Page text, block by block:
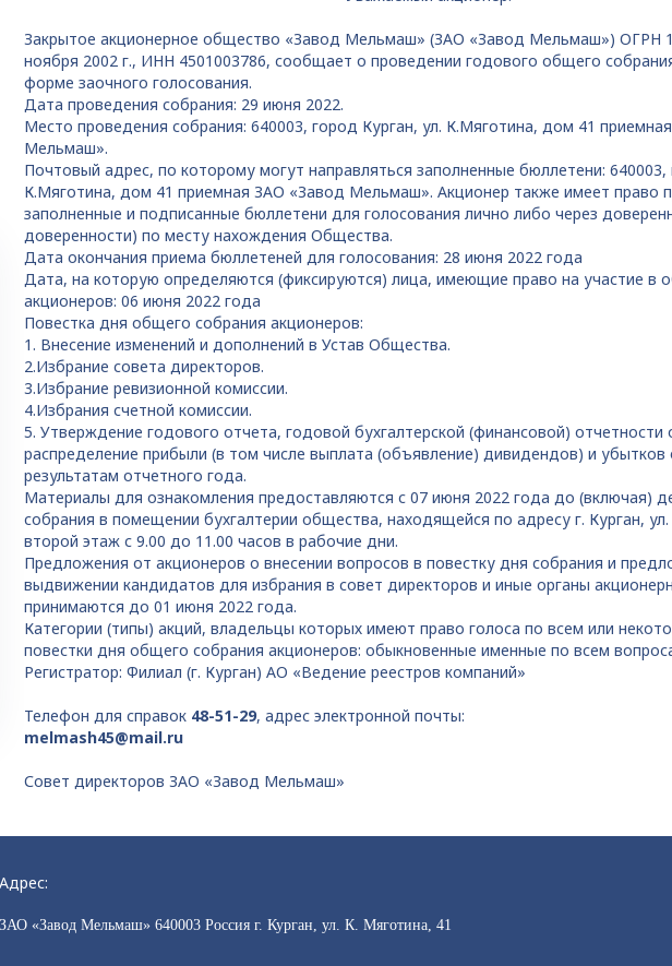
Закрытое акционерное общество «Завод Мельмаш» (ЗАО «Завод Мельмаш») ОГРН
ноября 2002 г., ИНН 4501003786, сообщает о проведении годового общего
форме заочного голосования.
Дата проведения собрания: 29 июня 2022.
Место проведения собрания: 640003, город Курган, ул. К.Мяготина, дом 41
Мельмаш».
Почтовый адрес, по которому могут направляться заполненные бюллетени: 640003,
К.Мяготина, дом 41 приемная ЗАО «Завод Мельмаш». Акционер также имеет право
заполненные и подписанные бюллетени для голосования лично либо через
доверенности) по месту нахождения Общества.
Дата окончания приема бюллетеней для голосования: 28 июня 2022 года
Дата, на которую определяются (фиксируются) лица, имеющие право на участие в
акционеров: 06 июня 2022 года
Повестка дня общего собрания акционеров:
1. Внесение изменений и дополнений в Устав Общества.
2.Избрание совета директоров.
3.Избрание ревизионной комиссии.
4.Избрания счетной комиссии.
5. Утверждение годового отчета, годовой бухгалтерской (финансовой) отчетности
распределение прибыли (в том числе выплата (объявление) дивидендов) и
результатам отчетного года.
Материалы для ознакомления предоставляются с 07 июня 2022 года до (включая)
собрания в помещении бухгалтерии общества, находящейся по адресу г. Курган,
второй этаж с 9.00 до 11.00 часов в рабочие дни.
Предложения от акционеров о внесении вопросов в повестку дня собрания и
выдвижении кандидатов для избрания в совет директоров и иные органы
принимаются до 01 июня 2022 года.
Категории (типы) акций, владельцы которых имеют право голоса по всем или
повестки дня общего собрания акционеров: обыкновенные именные по всем
Регистратор: Филиал (г. Курган) АО «Ведение реестров компаний»
Телефон для справок 48-51-29, адрес электронной почты:
melmash45@mail.ru
Совет директоров ЗАО «Завод Мельмаш»
Адрес:
ЗАО «Завод Мельмаш» 640003 Россия г. Курган, ул. К. Мяготина, 41